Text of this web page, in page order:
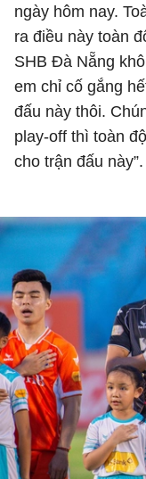
ngày hôm nay.
ra điều này toàn
SHB Đà Nẵng
em chỉ cố gắng
đấu này thôi.
play-off thì toàn
cho trận đấu này”.